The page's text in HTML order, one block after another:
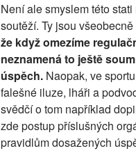
Není ale smyslem této
soutěží. Ty jsou všeobecně
že když omezíme
neznamená to ještě
úspěch. Naopak, ve
falešné iluze, lháři a
svědčí o tom například
zde postup příslušných
pravidlům dosažených